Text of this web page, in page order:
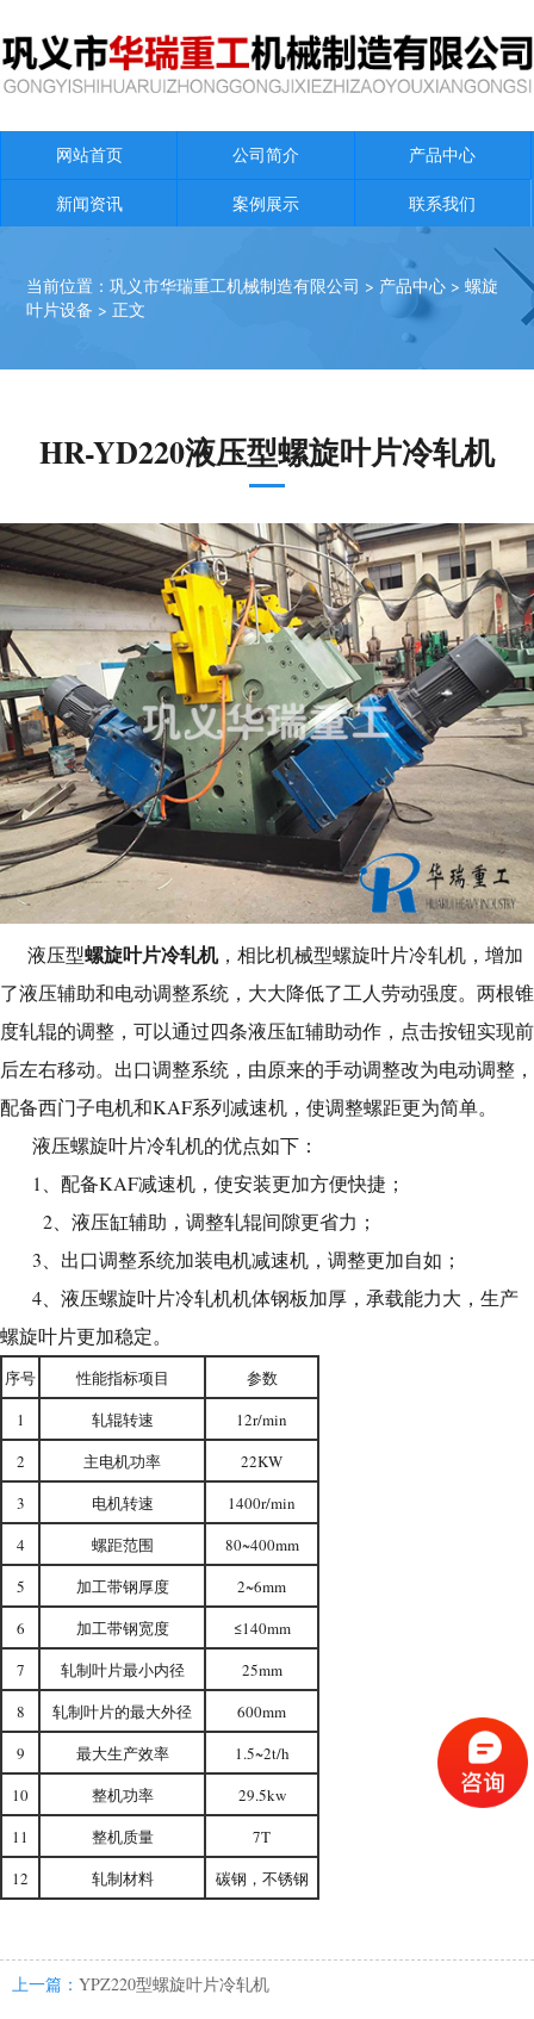
网站首页 公司简介 产品中心
新闻资讯 案例展示 联系我们
当前位置：巩义市华瑞重工机械制造有限公司 > 产品中心 >螺旋
叶片设备 > 正文
HR-YD220液压型螺旋叶片冷轧机
液压型螺旋叶片冷轧机，相比机械型螺旋叶片冷轧机，增加
了液压辅助和电动调整系统，大大降低了工人劳动强度。两根锥
度轧辊的调整，可以通过四条液压缸辅助动作，点击按钮实现前
后左右移动。出口调整系统，由原来的手动调整改为电动调整，
配备西门子电机和KAF系列减速机，使调整螺距更为简单。
液压螺旋叶片冷轧机的优点如下：
1、配备KAF减速机，使安装更加方便快捷；
2、液压缸辅助，调整轧辊间隙更省力；
3、出口调整系统加装电机减速机，调整更加自如；
4、液压螺旋叶片冷轧机机体钢板加厚，承载能力大，生产
螺旋叶片更加稳定。
序号 性能指标项目
参数
1
轧辊转速
12r/min
2
主电机功率
22KW
3
电机转速
1400r/min
4
螺距范围
80~400mm
5
加工带钢厚度
2~6mm
6
加工带钢宽度
≤140mm
7
轧制叶片最小内径
25mm
8
轧制叶片的最大外径
600mm
9
最大生产效率
1.5~2t/h
10
整机功率
29.5kw
11
整机质量
7T
12
轧制材料 碳钢，不锈钢
上一篇： YPZ220型螺旋叶片冷轧机